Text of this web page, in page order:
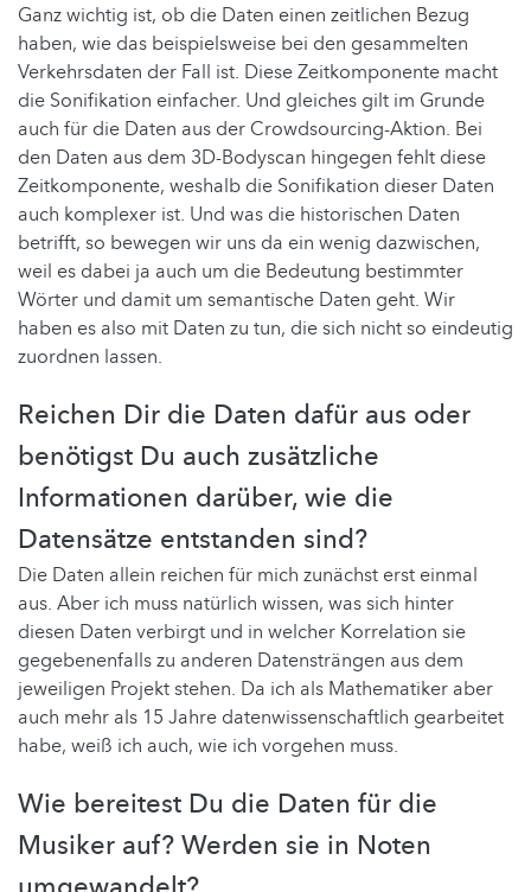
Ganz wichtig ist, ob die Daten einen zeitlichen Bezug
haben, wie das beispielsweise bei den gesammelten
Verkehrsdaten der Fall ist. Diese Zeitkomponente macht
die Sonifikation einfacher. Und gleiches gilt im Grunde
auch für die Daten aus der Crowdsourcing-Aktion. Bei
den Daten aus dem 3D-Bodyscan hingegen fehlt diese
Zeitkomponente, weshalb die Sonifikation dieser Daten
auch komplexer ist. Und was die historischen Daten
betrifft, so bewegen wir uns da ein wenig dazwischen,
weil es dabei ja auch um die Bedeutung bestimmter
Wörter und damit um semantische Daten geht. Wir
haben es also mit Daten zu tun, die sich nicht so eindeutig
zuordnen lassen.
Reichen Dir die Daten dafür aus oder
benötigst Du auch zusätzliche
Informationen darüber, wie die
Datensätze entstanden sind?
Die Daten allein reichen für mich zunächst erst einmal
aus. Aber ich muss natürlich wissen, was sich hinter
diesen Daten verbirgt und in welcher Korrelation sie
gegebenenfalls zu anderen Datensträngen aus dem
jeweiligen Projekt stehen. Da ich als Mathematiker aber
auch mehr als 15 Jahre datenwissenschaftlich gearbeitet
habe, weiß ich auch, wie ich vorgehen muss.
Wie bereitest Du die Daten für die
Musiker auf? Werden sie in Noten